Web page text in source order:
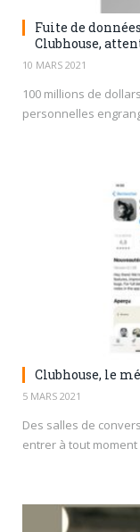
Fuite de
Clubhouse,
10 MARS 2021
100 millions de
personnelles
Clubhouse, le
5 MARS 2021
Des salles de
entrer à tout